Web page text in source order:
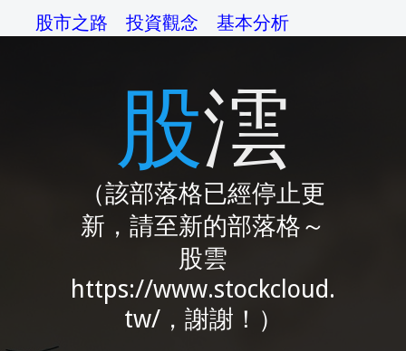
股市之路 投資觀念 基本分析
交易心理 綜論 相關網站
股澐
（該部落格已經停止更
新，請至新的部落格～
股雲
https://www.stockcloud.
tw/，謝謝！）